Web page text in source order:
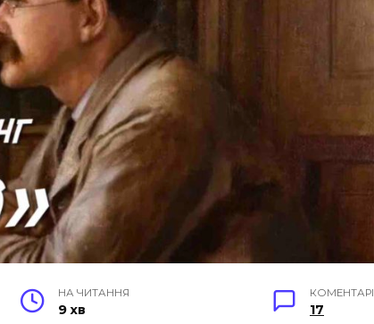
НА ЧИТАННЯ
9 хв
КОМЕНТАРІ
17